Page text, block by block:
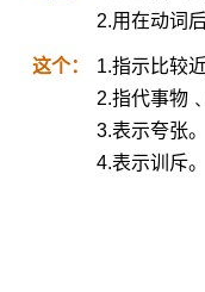
2.用在动词
这个：
1.指示比较
2.指代事物
3.表示夸张。
4.表示训斥。